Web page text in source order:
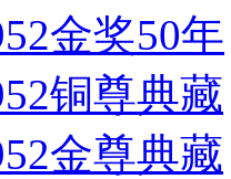
金奖50年
铜尊典藏
金尊典藏